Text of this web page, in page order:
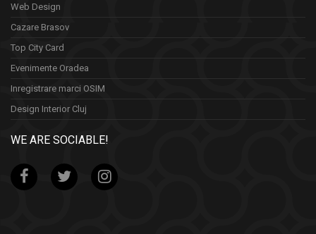
Web Design
Cazare Brasov
Top City Card
Evenimente Oradea
Inregistrare marci OSIM
Design Interior Cluj
WE ARE SOCIABLE!